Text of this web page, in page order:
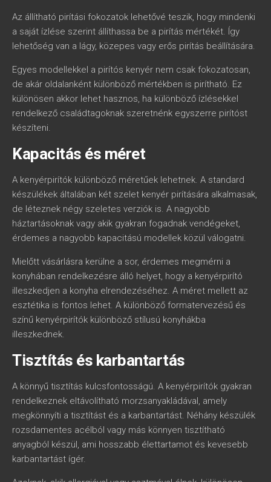
Az állítható pirítási fokozatok lehetővé teszik, hogy mindenki
a saját ízlése szerint állíthassa be a pirítás mértékét. Így
lehetőség van a lágy, közepes vagy erős pirítás beállítására.
Egyes modellekkel a pirítós kenyér nem csak fokozatosan,
de akár oldalanként különböző mértékben is pirítható. Ez
különösen akkor lehet hasznos, ha különböző ízlésekkel
rendelkező családtagoknak szeretnénk egyszerre pirítóst
készíteni.
Kapacitás és méret
A kenyérpirítók különböző méretűek lehetnek. A standard
készülékek általában két szelet kenyér pirítására alkalmasak,
de léteznek négy szeletes verziók is. A nagyobb
háztartásoknak vagy akik gyakran fogadnak vendégeket,
érdemes a nagyobb kapacitású modellek közül válogatni.
Mielőtt vásárlásra kerülne a sor, érdemes megmérni a
konyhában rendelkezésre álló helyet, hogy a kenyérpirító
illeszkedjen a konyha elrendezéséhez. A méret mellett az
esztétika is fontos lehet. A különböző formatervezésű és
színű kenyérpirítók különböző stílusú konyhákba
illeszkednek.
Tisztítás és karbantartás
A könnyű tisztítás kulcsfontosságú. A kenyérpirítók gyakran
rendelkeznek eltávolítható morzsanyakládával, amely
megkönnyíti a tisztítást és a karbantartást. Néhány készülék
rozsdamentes acélból vagy más könnyen tisztítható
anyagból készül, ami hosszabb élettartamot és kevesebb
karbantartást ígér.